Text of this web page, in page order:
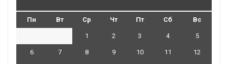
Пн Вт Ср Чт Пт Сб Вс
1 2 3 4 5
6 7 8 9 10 11 12